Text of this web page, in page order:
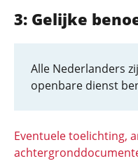
3: Gelijke
Alle Nederlanders
openbare dienst
Eventuele toelichting,